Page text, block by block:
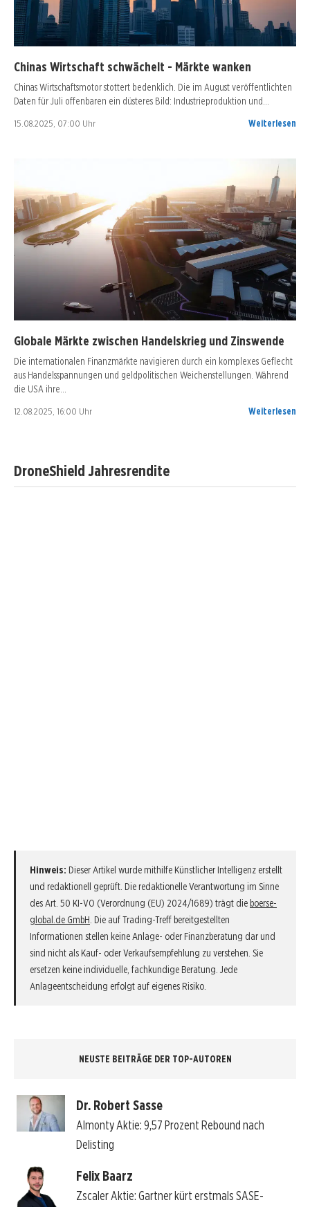
Chinas Wirtschaft schwächelt - Märkte wanken
Chinas Wirtschaftsmotor stottert bedenklich. Die im August veröffentlichten
Daten für Juli offenbaren ein düsteres Bild: Industrieproduktion und…
15.08.2025, 07:00 Uhr Weiterlesen
Globale Märkte zwischen Handelskrieg und Zinswende
Die internationalen Finanzmärkte navigieren durch ein komplexes Geflecht
aus Handelsspannungen und geldpolitischen Weichenstellungen. Während
die USA ihre…
12.08.2025, 16:00 Uhr Weiterlesen
DroneShield Jahresrendite
Hinweis: Dieser Artikel wurde mithilfe Künstlicher Intelligenz erstellt
und redaktionell geprüft. Die redaktionelle Verantwortung im Sinne
des Art. 50 KI-VO (Verordnung (EU) 2024/1689) trägt die boerse-
global.de GmbH. Die auf Trading-Treff bereitgestellten
Informationen stellen keine Anlage- oder Finanzberatung dar und
sind nicht als Kauf- oder Verkaufsempfehlung zu verstehen. Sie
ersetzen keine individuelle, fachkundige Beratung. Jede
Anlageentscheidung erfolgt auf eigenes Risiko.
NEUSTE BEITRÄGE DER TOP-AUTOREN
Dr. Robert Sasse
Almonty Aktie: 9,57 Prozent Rebound nach
Delisting
Felix Baarz
Zscaler Aktie: Gartner kürt erstmals SASE-